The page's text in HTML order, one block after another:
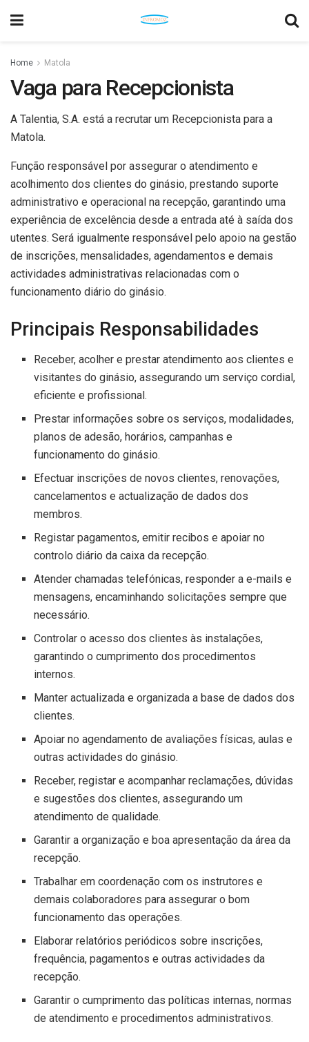
Home Matola
Vaga para Recepcionista
A Talentia, S.A. está a recrutar um Recepcionista para a
Matola.
Função responsável por assegurar o atendimento e
acolhimento dos clientes do ginásio, prestando suporte
administrativo e operacional na recepção, garantindo uma
experiência de excelência desde a entrada até à saída dos
utentes. Será igualmente responsável pelo apoio na gestão
de inscrições, mensalidades, agendamentos e demais
actividades administrativas relacionadas com o
funcionamento diário do ginásio.
Principais Responsabilidades
Receber, acolher e prestar atendimento aos clientes e
visitantes do ginásio, assegurando um serviço cordial,
eficiente e profissional.
Prestar informações sobre os serviços, modalidades,
planos de adesão, horários, campanhas e
funcionamento do ginásio.
Efectuar inscrições de novos clientes, renovações,
cancelamentos e actualização de dados dos
membros.
Registar pagamentos, emitir recibos e apoiar no
controlo diário da caixa da recepção.
Atender chamadas telefónicas, responder a e-mails e
mensagens, encaminhando solicitações sempre que
necessário.
Controlar o acesso dos clientes às instalações,
garantindo o cumprimento dos procedimentos
internos.
Manter actualizada e organizada a base de dados dos
clientes.
Apoiar no agendamento de avaliações físicas, aulas e
outras actividades do ginásio.
Receber, registar e acompanhar reclamações, dúvidas
e sugestões dos clientes, assegurando um
atendimento de qualidade.
Garantir a organização e boa apresentação da área da
recepção.
Trabalhar em coordenação com os instrutores e
demais colaboradores para assegurar o bom
funcionamento das operações.
Elaborar relatórios periódicos sobre inscrições,
frequência, pagamentos e outras actividades da
recepção.
Garantir o cumprimento das políticas internas, normas
de atendimento e procedimentos administrativos.